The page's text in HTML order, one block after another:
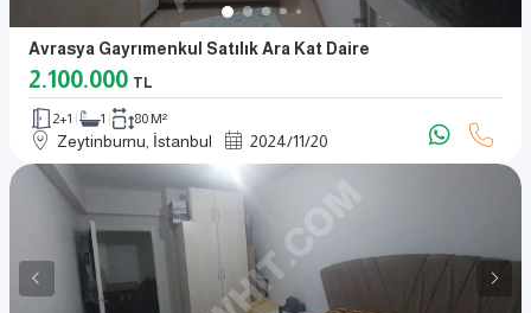
Avrasya Gayrımenkul Satılık Ara Kat Daire
2.100.000 TL
2+1 1 80 M²
Zeytinburnu, İstanbul 2024/11/20